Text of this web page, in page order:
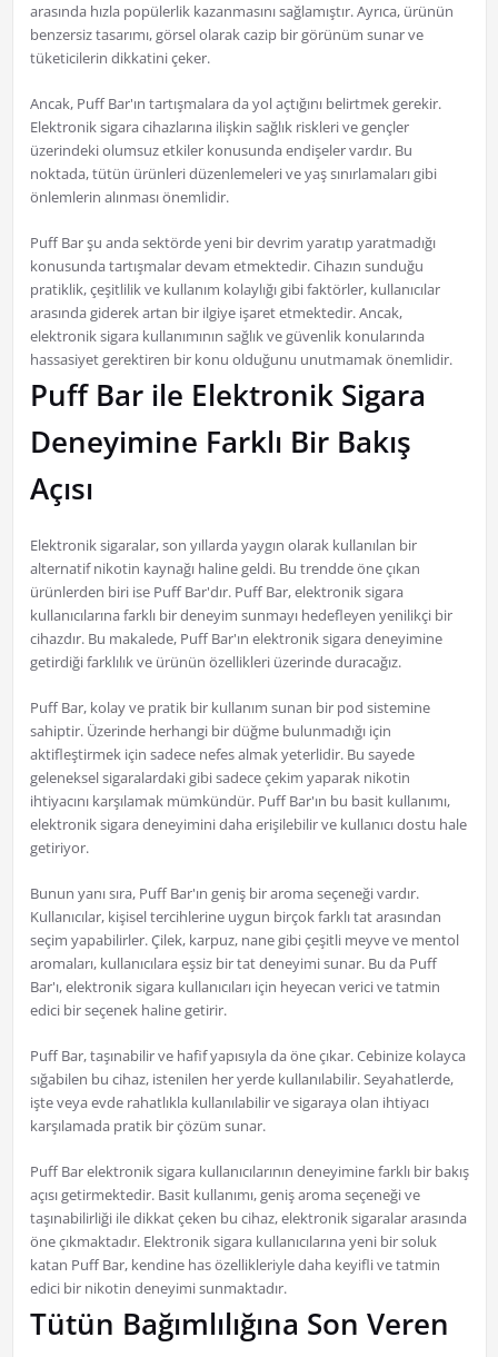
arasında hızla popülerlik kazanmasını sağlamıştır. Ayrıca, ürünün
benzersiz tasarımı, görsel olarak cazip bir görünüm sunar ve
tüketicilerin dikkatini çeker.
Ancak, Puff Bar'ın tartışmalara da yol açtığını belirtmek gerekir.
Elektronik sigara cihazlarına ilişkin sağlık riskleri ve gençler
üzerindeki olumsuz etkiler konusunda endişeler vardır. Bu
noktada, tütün ürünleri düzenlemeleri ve yaş sınırlamaları gibi
önlemlerin alınması önemlidir.
Puff Bar şu anda sektörde yeni bir devrim yaratıp yaratmadığı
konusunda tartışmalar devam etmektedir. Cihazın sunduğu
pratiklik, çeşitlilik ve kullanım kolaylığı gibi faktörler, kullanıcılar
arasında giderek artan bir ilgiye işaret etmektedir. Ancak,
elektronik sigara kullanımının sağlık ve güvenlik konularında
hassasiyet gerektiren bir konu olduğunu unutmamak önemlidir.
Puff Bar ile Elektronik Sigara
Deneyimine Farklı Bir Bakış
Açısı
Elektronik sigaralar, son yıllarda yaygın olarak kullanılan bir
alternatif nikotin kaynağı haline geldi. Bu trendde öne çıkan
ürünlerden biri ise Puff Bar'dır. Puff Bar, elektronik sigara
kullanıcılarına farklı bir deneyim sunmayı hedefleyen yenilikçi bir
cihazdır. Bu makalede, Puff Bar'ın elektronik sigara deneyimine
getirdiği farklılık ve ürünün özellikleri üzerinde duracağız.
Puff Bar, kolay ve pratik bir kullanım sunan bir pod sistemine
sahiptir. Üzerinde herhangi bir düğme bulunmadığı için
aktifleştirmek için sadece nefes almak yeterlidir. Bu sayede
geleneksel sigaralardaki gibi sadece çekim yaparak nikotin
ihtiyacını karşılamak mümkündür. Puff Bar'ın bu basit kullanımı,
elektronik sigara deneyimini daha erişilebilir ve kullanıcı dostu hale
getiriyor.
Bunun yanı sıra, Puff Bar'ın geniş bir aroma seçeneği vardır.
Kullanıcılar, kişisel tercihlerine uygun birçok farklı tat arasından
seçim yapabilirler. Çilek, karpuz, nane gibi çeşitli meyve ve mentol
aromaları, kullanıcılara eşsiz bir tat deneyimi sunar. Bu da Puff
Bar'ı, elektronik sigara kullanıcıları için heyecan verici ve tatmin
edici bir seçenek haline getirir.
Puff Bar, taşınabilir ve hafif yapısıyla da öne çıkar. Cebinize kolayca
sığabilen bu cihaz, istenilen her yerde kullanılabilir. Seyahatlerde,
işte veya evde rahatlıkla kullanılabilir ve sigaraya olan ihtiyacı
karşılamada pratik bir çözüm sunar.
Puff Bar elektronik sigara kullanıcılarının deneyimine farklı bir bakış
açısı getirmektedir. Basit kullanımı, geniş aroma seçeneği ve
taşınabilirliği ile dikkat çeken bu cihaz, elektronik sigaralar arasında
öne çıkmaktadır. Elektronik sigara kullanıcılarına yeni bir soluk
katan Puff Bar, kendine has özellikleriyle daha keyifli ve tatmin
edici bir nikotin deneyimi sunmaktadır.
Tütün Bağımlılığına Son Veren